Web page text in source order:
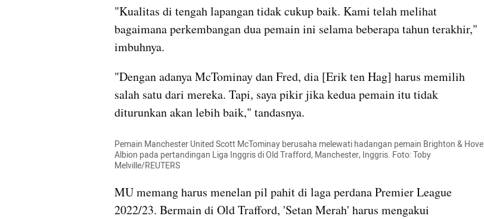
"Kualitas di tengah lapangan tidak cukup baik. Kami telah melihat
bagaimana perkembangan dua pemain ini selama beberapa tahun terakhir,"
imbuhnya.
"Dengan adanya McTominay dan Fred, dia [Erik ten Hag] harus memilih
salah satu dari mereka. Tapi, saya pikir jika kedua pemain itu tidak
diturunkan akan lebih baik," tandasnya.
Pemain Manchester United Scott McTominay berusaha melewati hadangan pemain Brighton & Hove
Albion pada pertandingan Liga Inggris di Old Trafford, Manchester, Inggris. Foto: Toby
Melville/REUTERS
MU memang harus menelan pil pahit di laga perdana Premier League
2022/23. Bermain di Old Trafford, 'Setan Merah' harus mengakui